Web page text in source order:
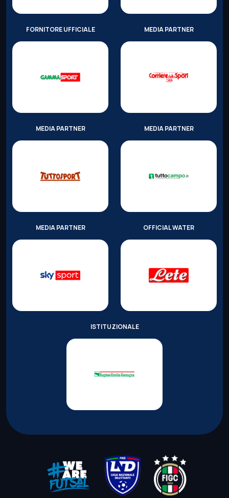
FORNITORE UFFICIALE MEDIA PARTNER
MEDIA PARTNER MEDIA PARTNER
MEDIA PARTNER OFFICIAL WATER
ISTITUZIONALE